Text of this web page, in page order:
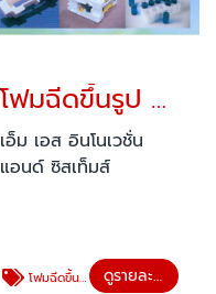
โฟมฉีดขึ้นรูป / โฟมแผ่น
เอ็ม เอส อินโนเวชั่น
แอนด์ ซิสเท็มส์
โฟมฉีดขึ้นรูป ดูรายละเอียด